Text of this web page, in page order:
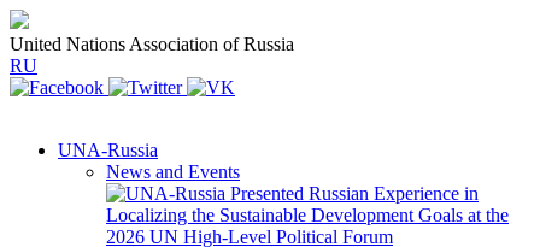
United Nations Association of Russia
RU
UNA-Russia
News and Events